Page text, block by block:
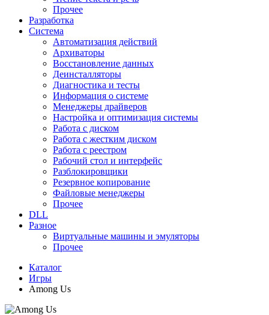
Прочее
Разработка
Система
Автоматизация действий
Архиваторы
Восстановление данных
Деинсталляторы
Диагностика и тесты
Информация о системе
Менеджеры драйверов
Настройка и оптимизация системы
Работа с диском
Работа с жестким диском
Работа с реестром
Рабочий стол и интерфейс
Разблокировщики
Резервное копирование
Файловые менеджеры
Прочее
DLL
Разное
Виртуальные машины и эмуляторы
Прочее
Каталог
Игры
Among Us